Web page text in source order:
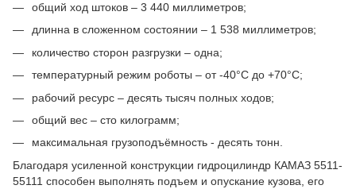
общий ход штоков – 3 440 миллиметров;
длинна в сложенном состоянии – 1 538 миллиметров;
количество сторон разгрузки – одна;
температурный режим роботы – от -40°C до +70°C;
рабочий ресурс – десять тысяч полных ходов;
общий вес – сто килограмм;
максимальная грузоподъёмность - десять тонн.
Благодаря усиленной конструкции гидроцилиндр КАМАЗ 5511-
55111 способен выполнять подъем и опускание кузова, его